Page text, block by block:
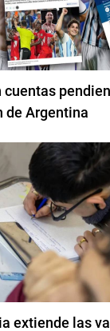
cuentas
de Argentina
extiende las